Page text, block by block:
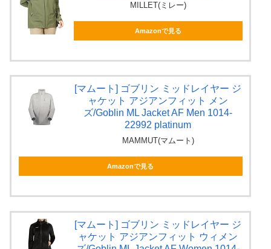
MILLET(ミレー)
Amazonで見る
[マムート] ゴブリン ミッドレイヤー ジ
ャケット アジアンフィット メン
ズ/Goblin ML Jacket AF Men 1014-
22992 platinum
MAMMUT(マムート)
Amazonで見る
[マムート] ゴブリン ミッドレイヤー ジ
ャケット アジアンフィット ウィメン